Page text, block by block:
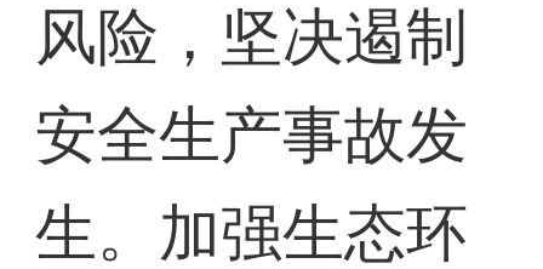
风险，坚决遏制
安全生产事故发
生。加强生态环